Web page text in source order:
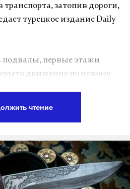
затопив дороги,
турецкое издание Daily
подвалы, первые этажи
движение по новому
буйства стихии на
чтение